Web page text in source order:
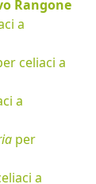
Rangone
a
celiaci a
a
per
a